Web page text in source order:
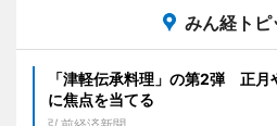
みん経トピ
「津軽伝承料理」の第2弾 正月
に焦点を当てる